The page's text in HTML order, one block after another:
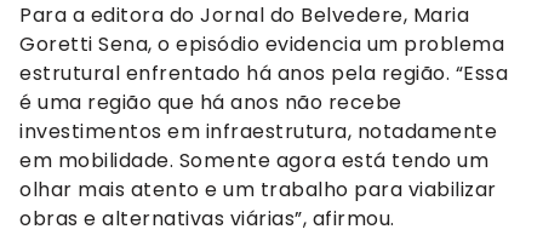
Para a editora do Jornal do Belvedere, Maria
Goretti Sena, o episódio evidencia um problema
estrutural enfrentado há anos pela região. “Essa
é uma região que há anos não recebe
investimentos em infraestrutura, notadamente
em mobilidade. Somente agora está tendo um
olhar mais atento e um trabalho para viabilizar
obras e alternativas viárias”, afirmou.